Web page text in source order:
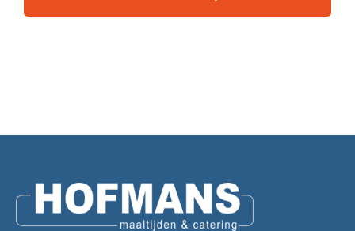
Gemeente Mook